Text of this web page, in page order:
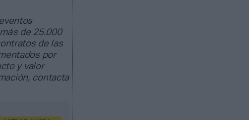
de 25.000
de las
por
y valor
contacta